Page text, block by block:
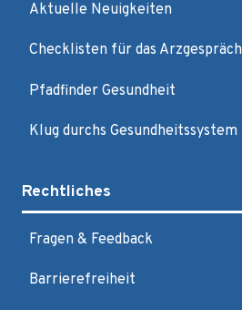
Aktuelle Neuigkeiten
Checklisten für das Arzgespräch
Pfadfinder Gesundheit
Klug durchs Gesundheitssystem
Rechtliches
Fragen & Feedback
Barrierefreiheit